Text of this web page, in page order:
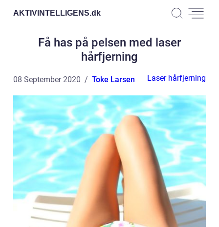
AKTIVINTELLIGENS.dk
Få has på pelsen med laser
hårfjerning
08 September 2020 Toke Larsen Laser hårfjerning